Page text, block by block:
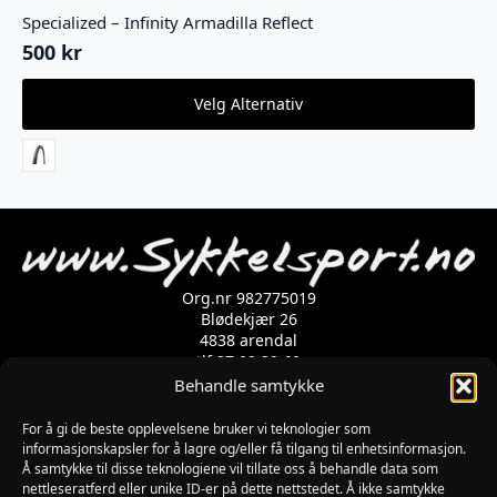
Behandle samtykke
For å gi de beste opplevelsene bruker vi teknologier som
informasjonskapsler for å lagre og/eller få tilgang til enhetsinformasjon.
Å samtykke til disse teknologiene vil tillate oss å behandle data som
nettleseratferd eller unike ID-er på dette nettstedet. Å ikke samtykke
Specialized – Infinity Armadilla Reflect
500 kr
Velg Alternativ
Dette
har
flere
varianter.
kan
på
produktsiden
Org.nr 982775019
Blødekjær 26
4838 arendal
tlf 37 02 39 60
Kontaktskjema
Åpningstider
MANDAG-FREDAG: 09:00-17:00